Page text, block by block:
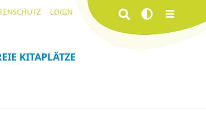
Navigation
überspringen
LOGIN Suchbegriffe
KITAPLÄTZE